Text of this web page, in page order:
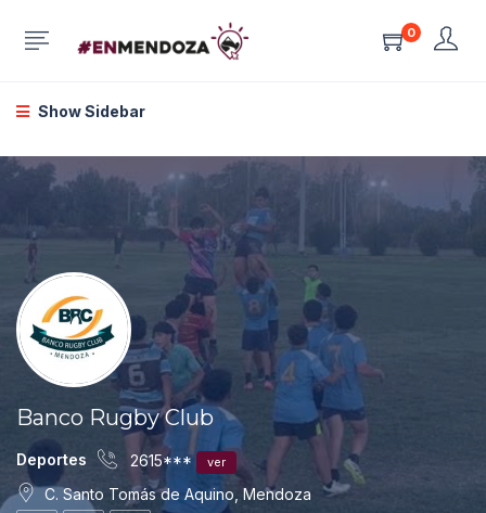
0
Show Sidebar
Banco Rugby Club
Deportes 2615*** ver
C. Santo Tomás de Aquino, Mendoza